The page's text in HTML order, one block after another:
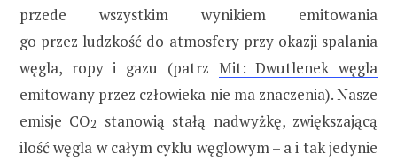
przede wszystkim wynikiem emitowania
go przez ludzkość do atmosfery przy okazji spalania
węgla, ropy i gazu (patrz Mit: Dwutlenek węgla
emitowany przez człowieka nie ma znaczenia). Nasze
emisje CO2
stanowią stałą nadwyżkę, zwiększającą
ilość węgla w całym cyklu węglowym – a i tak jedynie